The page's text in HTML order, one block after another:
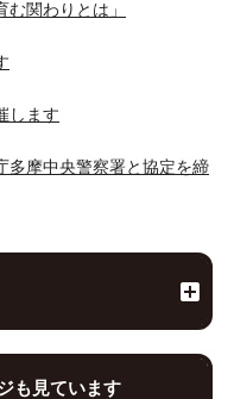
関わりとは」
します
多摩中央警察署と協定を締
も見ています